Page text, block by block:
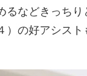
るなどきっち
）の好アシス